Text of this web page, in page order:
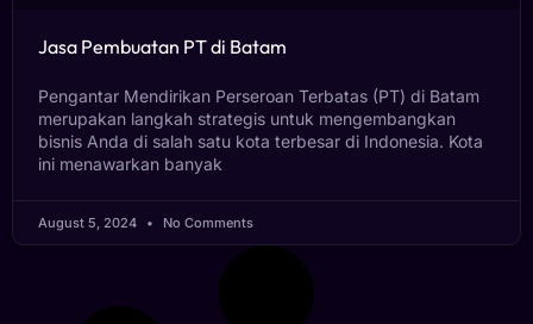
Jasa Pembuatan PT di Batam
Pengantar Mendirikan Perseroan Terbatas (PT) di Batam
merupakan langkah strategis untuk mengembangkan
bisnis Anda di salah satu kota terbesar di Indonesia. Kota
ini menawarkan banyak
August 5, 2024 No Comments